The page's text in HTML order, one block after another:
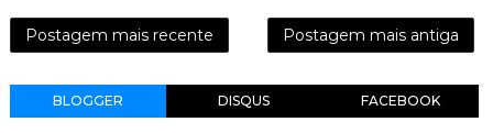
Postagem mais recente Postagem mais antiga
BLOGGER DISQUS FACEBOOK